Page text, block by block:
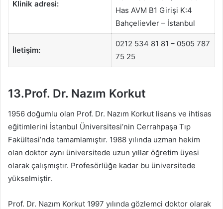
Klinik adresi:
Has AVM B1 Girişi K:4
Bahçelievler – İstanbul
İletişim:
0212 534 81 81 – 0505 787
75 25
13.Prof. Dr. Nazım Korkut
1956 doğumlu olan Prof. Dr. Nazım Korkut lisans ve ihtisas
eğitimlerini İstanbul Üniversitesi’nin Cerrahpaşa Tıp
Fakültesi’nde tamamlamıştır. 1988 yılında uzman hekim
olan doktor aynı üniversitede uzun yıllar öğretim üyesi
olarak çalışmıştır. Profesörlüğe kadar bu üniversitede
yükselmiştir.
Prof. Dr. Nazım Korkut 1997 yılında gözlemci doktor olarak